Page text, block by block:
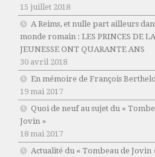
15 juillet 2018
A Reims, et nulle part ailleurs
monde romain : LES PRINCES DE LA
JEUNESSE ONT QUARANTE ANS
30 avril 2018
En mémoire de François
19 mai 2017
Quoi de neuf au sujet du «
Jovin »
18 mai 2017
Actualité du « Tombeau de Jovin